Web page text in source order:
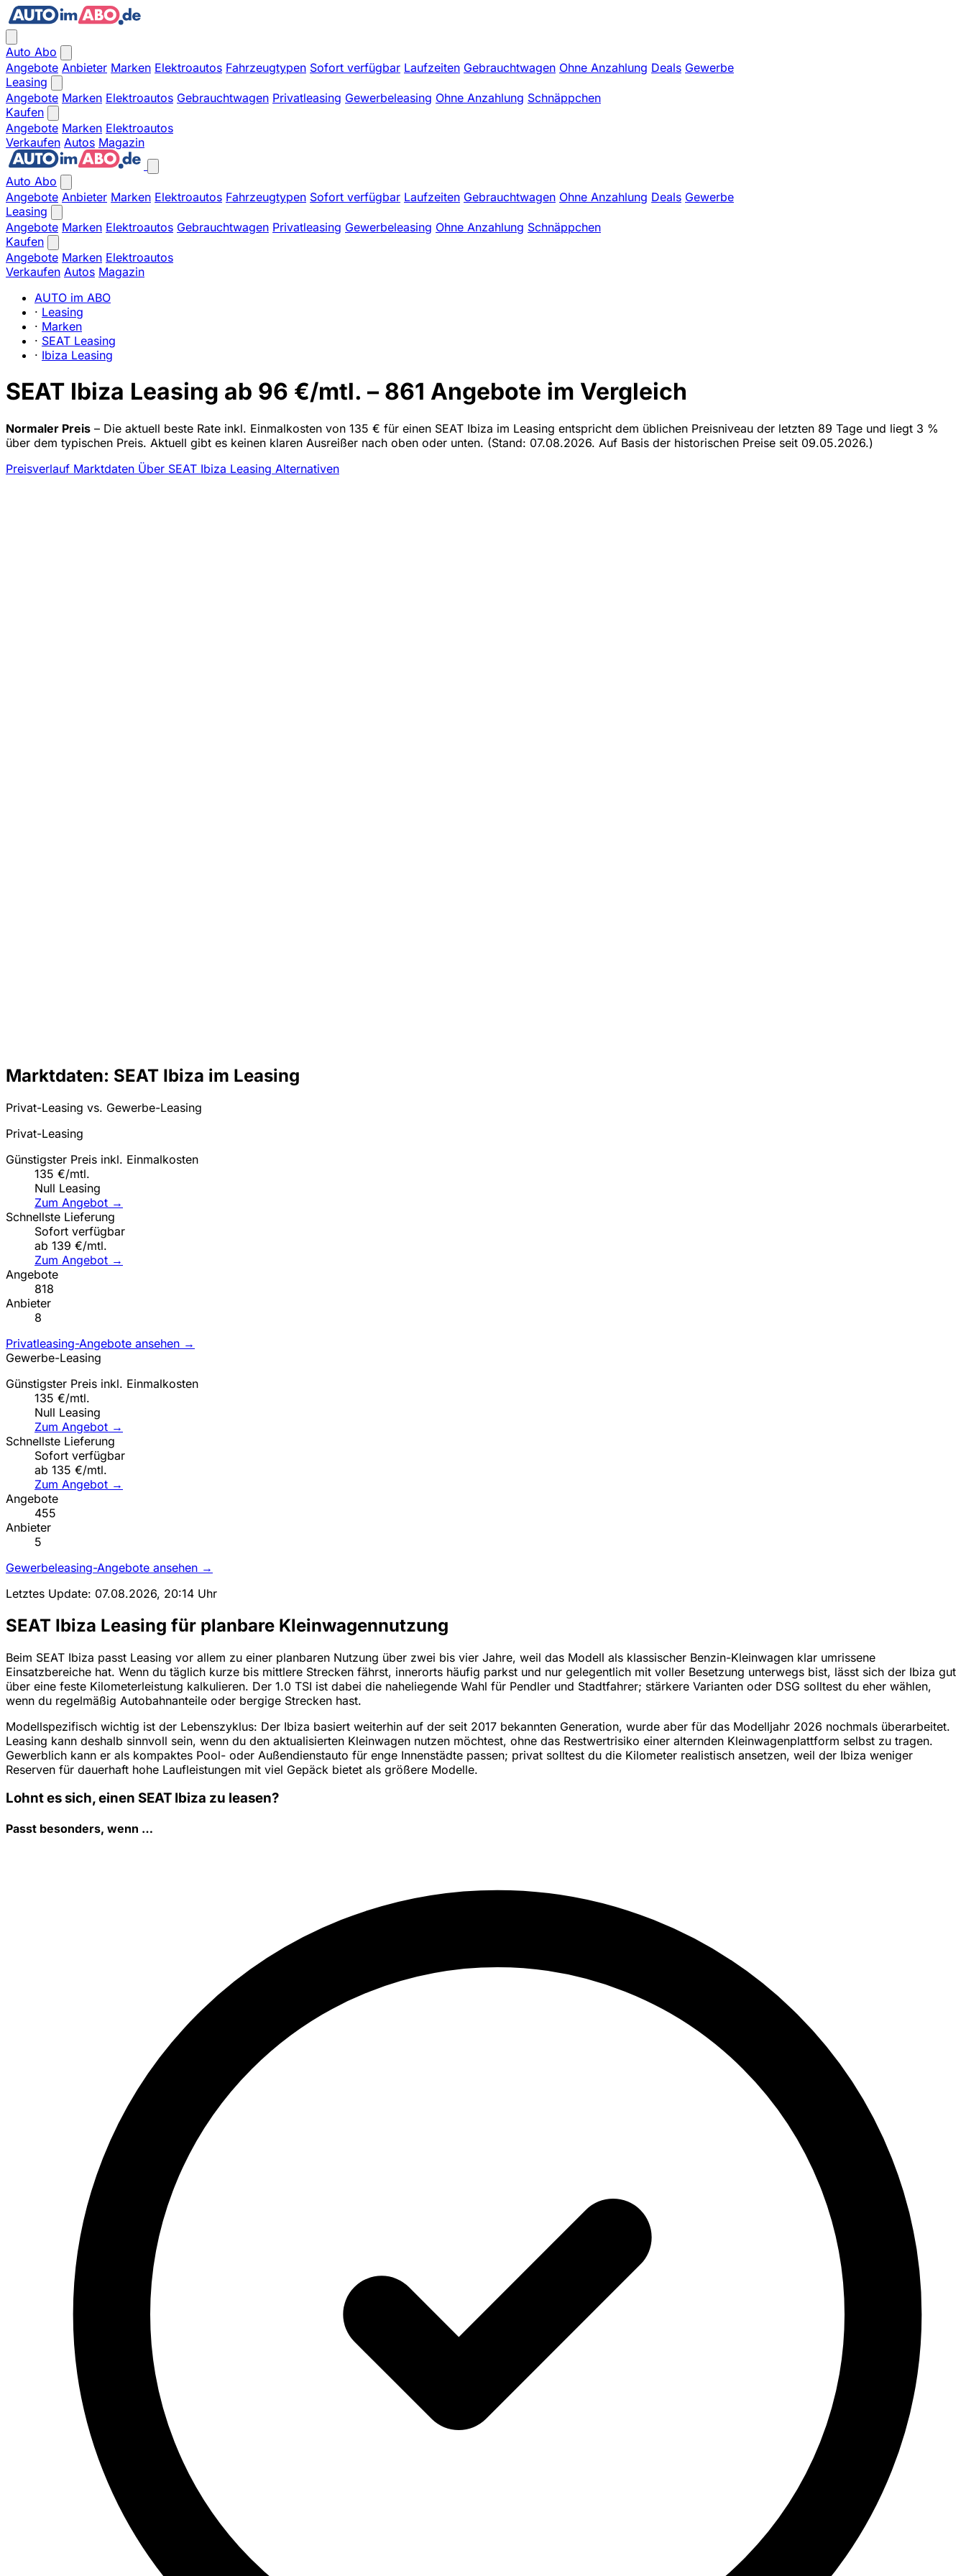
Auto Abo
Angebote Anbieter Marken Elektroautos Fahrzeugtypen Sofort verfügbar Laufzeiten Gebrauchtwagen Ohne Anzahlung Deals Gewerbe
Leasing
Angebote Marken Elektroautos Gebrauchtwagen Privatleasing Gewerbeleasing Ohne Anzahlung Schnäppchen
Kaufen
Angebote Marken Elektroautos
Verkaufen Autos Magazin
Auto Abo
Angebote Anbieter Marken Elektroautos Fahrzeugtypen Sofort verfügbar Laufzeiten Gebrauchtwagen Ohne Anzahlung Deals Gewerbe
Leasing
Angebote Marken Elektroautos Gebrauchtwagen Privatleasing Gewerbeleasing Ohne Anzahlung Schnäppchen
Kaufen
Angebote Marken Elektroautos
Verkaufen Autos Magazin
AUTO im ABO
· Leasing
· Marken
· SEAT Leasing
· Ibiza Leasing
SEAT Ibiza Leasing ab 96 €/mtl. – 861 Angebote im Vergleich
Normaler Preis – Die aktuell beste Rate inkl. Einmalkosten von 135 € für einen SEAT Ibiza im Leasing entspricht dem üblichen Preisniveau der letzten 89 Tage und liegt 3 %
über dem typischen Preis. Aktuell gibt es keinen klaren Ausreißer nach oben oder unten. (Stand: 07.08.2026. Auf Basis der historischen Preise seit 09.05.2026.)
Preisverlauf Marktdaten Über SEAT Ibiza Leasing Alternativen
Marktdaten: SEAT Ibiza im Leasing
Privat-Leasing vs. Gewerbe-Leasing
Privat-Leasing
Günstigster Preis inkl. Einmalkosten
135 €/mtl.
Null Leasing
Zum Angebot →
Schnellste Lieferung
Sofort verfügbar
ab 139 €/mtl.
Zum Angebot →
Angebote
818
Anbieter
8
Privatleasing-Angebote ansehen →
Gewerbe-Leasing
Günstigster Preis inkl. Einmalkosten
135 €/mtl.
Null Leasing
Zum Angebot →
Schnellste Lieferung
Sofort verfügbar
ab 135 €/mtl.
Zum Angebot →
Angebote
455
Anbieter
5
Gewerbeleasing-Angebote ansehen →
Letztes Update: 07.08.2026, 20:14 Uhr
SEAT Ibiza Leasing für planbare Kleinwagennutzung
Beim SEAT Ibiza passt Leasing vor allem zu einer planbaren Nutzung über zwei bis vier Jahre, weil das Modell als klassischer Benzin-Kleinwagen klar umrissene
Einsatzbereiche hat. Wenn du täglich kurze bis mittlere Strecken fährst, innerorts häufig parkst und nur gelegentlich mit voller Besetzung unterwegs bist, lässt sich der Ibiza gut
über eine feste Kilometerleistung kalkulieren. Der 1.0 TSI ist dabei die naheliegende Wahl für Pendler und Stadtfahrer; stärkere Varianten oder DSG solltest du eher wählen,
wenn du regelmäßig Autobahnanteile oder bergige Strecken hast.
Modellspezifisch wichtig ist der Lebenszyklus: Der Ibiza basiert weiterhin auf der seit 2017 bekannten Generation, wurde aber für das Modelljahr 2026 nochmals überarbeitet.
Leasing kann deshalb sinnvoll sein, wenn du den aktualisierten Kleinwagen nutzen möchtest, ohne das Restwertrisiko einer alternden Kleinwagenplattform selbst zu tragen.
Gewerblich kann er als kompaktes Pool- oder Außendienstauto für enge Innenstädte passen; privat solltest du die Kilometer realistisch ansetzen, weil der Ibiza weniger
Reserven für dauerhaft hohe Laufleistungen mit viel Gepäck bietet als größere Modelle.
Lohnt es sich, einen SEAT Ibiza zu leasen?
Passt besonders, wenn …